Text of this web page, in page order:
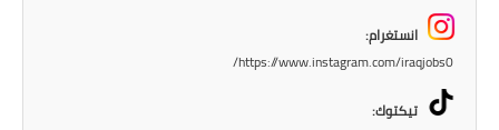
انستغرام:
https://www.instagram.com/iraqjobs0/
تيكتوك: